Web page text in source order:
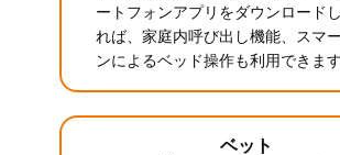
ートフォンアプリをダウンロード
れば、家庭内呼び出し機能、スマ
ンによるベッド操作も利用できます
ベット